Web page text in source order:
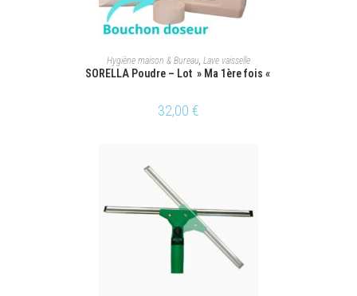
AJOUTER AU PANIER
Hygiène maison & Bureau Lave vaisselle
SORELLA Poudre – Lot » Ma 1ère fois «
32,00 €